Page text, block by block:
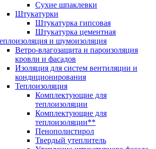
Сухие шпаклевки
Штукатурки
Штукатурка гипсовая
Штукатурка цементная
и шумоизоляция
Ветро-влагозащита и пароизоляция
кровли и фасадов
Изоляция для систем вентиляции и
кондиционирования
Теплоизоляция
Комплектующие для
теплоизоляции
Комплектующие для
теплоизоляции**
Пенополистирол
Твердый утеплитель